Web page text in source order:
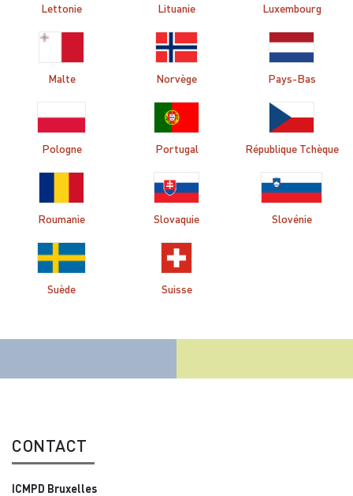
Lettonie Lituanie Luxembourg
Malte Norvège Pays-Bas
Pologne Portugal République Tchèque
Roumanie Slovaquie Slovénie
Suède Suisse
CONTACT
ICMPD Bruxelles